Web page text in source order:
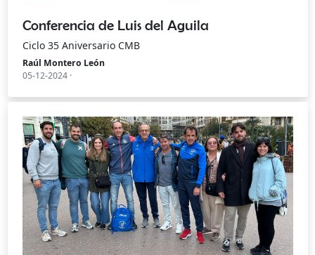
Conferencia de Luis del Aguila
Ciclo 35 Aniversario CMB
Raúl Montero León
05-12-2024 ·